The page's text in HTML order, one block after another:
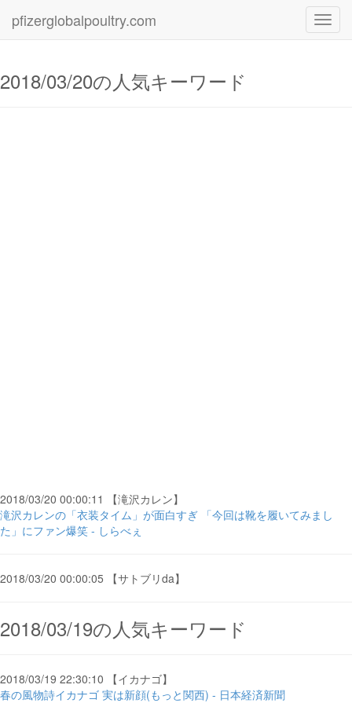
pfizerglobalpoultry.com
2018/03/20の人気キーワード
2018/03/20 00:00:11 【滝沢カレン】
滝沢カレンの「衣装タイム」が面白すぎ 「今回は靴を履いてみまし
た」にファン爆笑 - しらべぇ
2018/03/20 00:00:05 【サトブリda】
2018/03/19の人気キーワード
2018/03/19 22:30:10 【イカナゴ】
春の風物詩イカナゴ 実は新顔(もっと関西) - 日本経済新聞